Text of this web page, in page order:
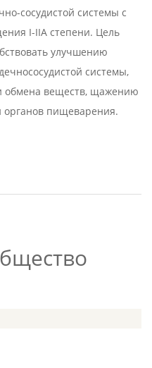
сосудистой системы с
I-IIА степени. Цель
улучшению
системы,
обмена веществ, щажению
органов пищеварения.